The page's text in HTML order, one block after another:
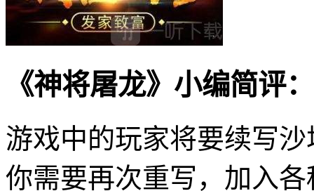
《神将屠龙》小编简评：
游戏中的玩家将要续写
你需要再次重写，加入